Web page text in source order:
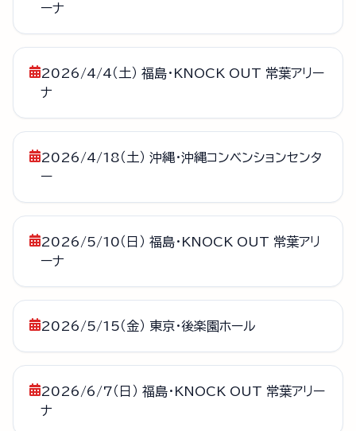
ーナ
2026/4/4（土） 福島・KNOCK OUT 常葉アリー
ナ
2026/4/18（土） 沖縄・沖縄コンベンションセンタ
ー
2026/5/10（日） 福島・KNOCK OUT 常葉アリ
ーナ
2026/5/15（金） 東京・後楽園ホール
2026/6/7（日） 福島・KNOCK OUT 常葉アリー
ナ